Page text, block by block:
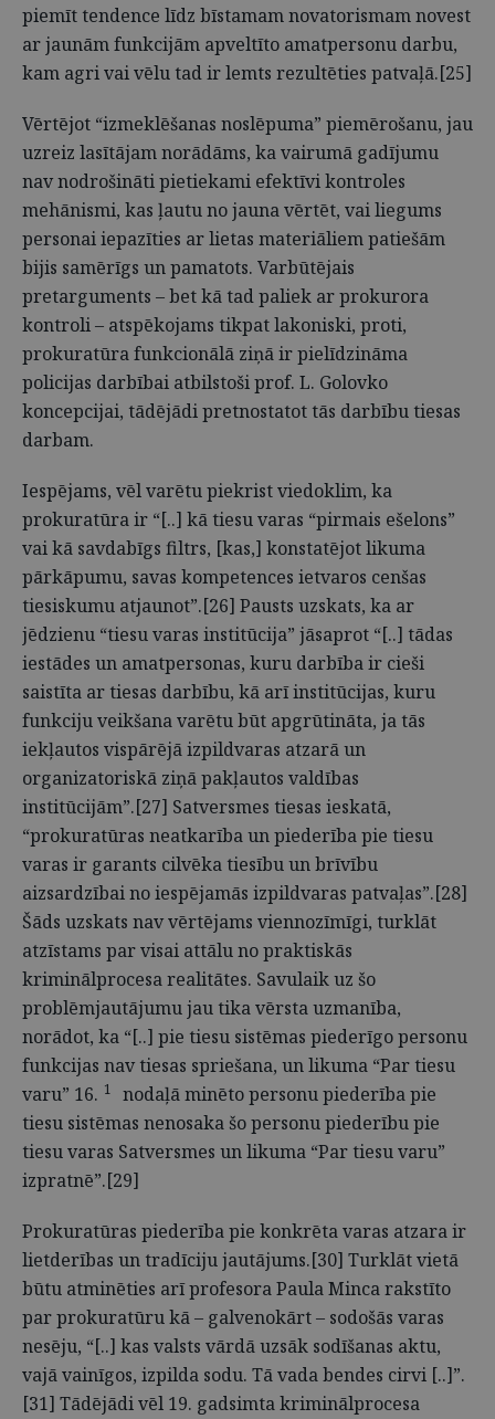
piemīt tendence līdz bīstamam novatorismam novest
ar jaunām funkcijām apveltīto amatpersonu darbu,
kam agri vai vēlu tad ir lemts rezultēties patvaļā.[25]
Vērtējot “izmeklēšanas noslēpuma” piemērošanu, jau
uzreiz lasītājam norādāms, ka vairumā gadījumu
nav nodrošināti pietiekami efektīvi kontroles
mehānismi, kas ļautu no jauna vērtēt, vai liegums
personai iepazīties ar lietas materiāliem patiešām
bijis samērīgs un pamatots. Varbūtējais
pretarguments – bet kā tad paliek ar prokurora
kontroli – atspēkojams tikpat lakoniski, proti,
prokuratūra funkcionālā ziņā ir pielīdzināma
policijas darbībai atbilstoši prof. L. Golovko
koncepcijai, tādējādi pretnostatot tās darbību tiesas
darbam.
Iespējams, vēl varētu piekrist viedoklim, ka
prokuratūra ir “[..] kā tiesu varas “pirmais ešelons”
vai kā savdabīgs filtrs, [kas,] konstatējot likuma
pārkāpumu, savas kompetences ietvaros cenšas
tiesiskumu atjaunot”.[26] Pausts uzskats, ka ar
jēdzienu “tiesu varas institūcija” jāsaprot “[..] tādas
iestādes un amatpersonas, kuru darbība ir cieši
saistīta ar tiesas darbību, kā arī institūcijas, kuru
funkciju veikšana varētu būt apgrūtināta, ja tās
iekļautos vispārējā izpildvaras atzarā un
organizatoriskā ziņā pakļautos valdības
institūcijām”.[27] Satversmes tiesas ieskatā,
“prokuratūras neatkarība un piederība pie tiesu
varas ir garants cilvēka tiesību un brīvību
aizsardzībai no iespējamās izpildvaras patvaļas”.[28]
Šāds uzskats nav vērtējams viennozīmīgi, turklāt
atzīstams par visai attālu no praktiskās
kriminālprocesa realitātes. Savulaik uz šo
problēmjautājumu jau tika vērsta uzmanība,
norādot, ka “[..] pie tiesu sistēmas piederīgo personu
funkcijas nav tiesas spriešana, un likuma “Par tiesu
varu” 16. 1
nodaļā minēto personu piederība pie
tiesu sistēmas nenosaka šo personu piederību pie
tiesu varas Satversmes un likuma “Par tiesu varu”
izpratnē”.[29]
Prokuratūras piederība pie konkrēta varas atzara ir
lietderības un tradīciju jautājums.[30] Turklāt vietā
būtu atminēties arī profesora Paula Minca rakstīto
par prokuratūru kā – galvenokārt – sodošās varas
nesēju, “[..] kas valsts vārdā uzsāk sodīšanas aktu,
vajā vainīgos, izpilda sodu. Tā vada bendes cirvi [..]”.
[31] Tādējādi vēl 19. gadsimta kriminālprocesa